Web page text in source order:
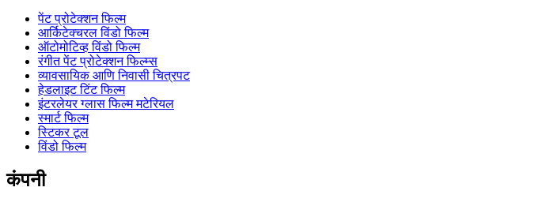
पेंट प्रोटेक्शन फिल्म
आर्किटेक्चरल विंडो फिल्म
ऑटोमोटिव्ह विंडो फिल्म
रंगीत पेंट प्रोटेक्शन फिल्म्स
व्यावसायिक आणि निवासी चित्रपट
हेडलाइट टिंट फिल्म
इंटरलेयर ग्लास फिल्म मटेरियल
स्मार्ट फिल्म
स्टिकर टूल
विंडो फिल्म
कंपनी